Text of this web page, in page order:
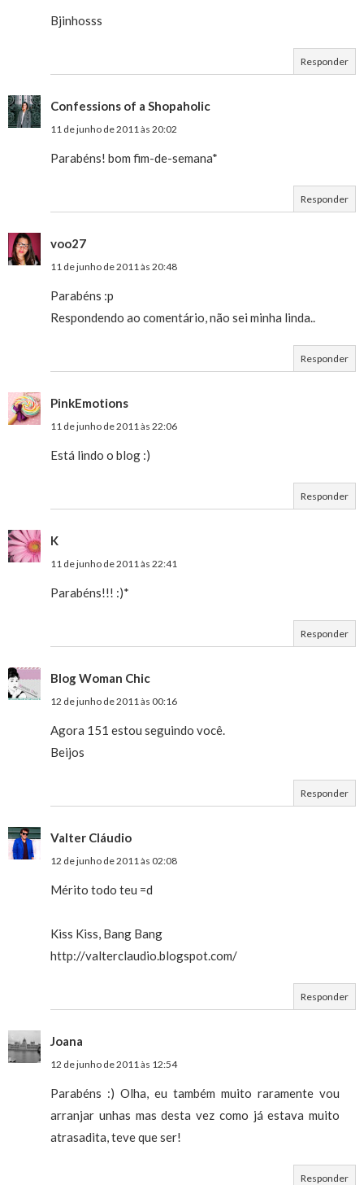
Bjinhosss
Responder
Confessions of a Shopaholic
11 de junho de 2011 às 20:02
Parabéns! bom fim-de-semana*
Responder
voo27
11 de junho de 2011 às 20:48
Parabéns :p
Respondendo ao comentário, não sei minha linda..
Responder
PinkEmotions
11 de junho de 2011 às 22:06
Está lindo o blog :)
Responder
K
11 de junho de 2011 às 22:41
Parabéns!!! :)*
Responder
Blog Woman Chic
12 de junho de 2011 às 00:16
Agora 151 estou seguindo você.
Beijos
Responder
Valter Cláudio
12 de junho de 2011 às 02:08
Mérito todo teu =d
Kiss Kiss, Bang Bang
http://valterclaudio.blogspot.com/
Responder
Joana
12 de junho de 2011 às 12:54
Parabéns :) Olha, eu também muito raramente vou
arranjar unhas mas desta vez como já estava muito
atrasadita, teve que ser!
Responder